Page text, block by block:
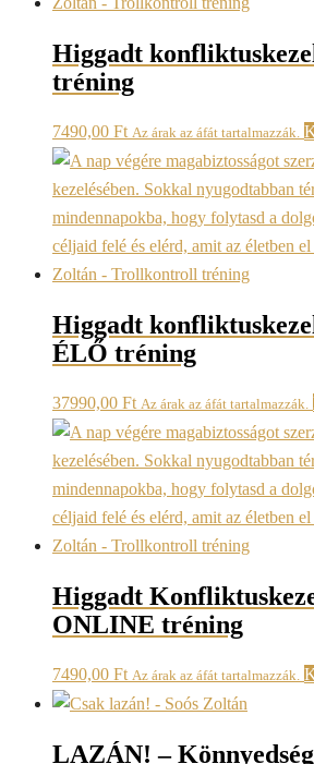
Higgadt
tréning
7490,00 Ft Az árak az áfát tartalmazzák.
Higgadt
ÉLŐ tréning
37990,00 Ft Az árak az áfát tartalmazzák.
Higgadt
ONLINE tréning
7490,00 Ft Az árak az áfát tartalmazzák.
LAZÁN! – Könnyedség